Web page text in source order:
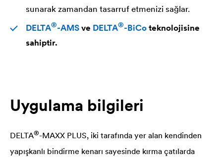
sunarak zamandan tasarruf etmenizi sağlar.
DELTA®-AMSve DELTA®-BiCoteknolojisine
sahiptir.
Uygulama bilgileri
DELTA®-MAXX PLUS, iki tarafında yer alan kendinden
yapışkanlı bindirme kenarı sayesinde kırma çatılarda